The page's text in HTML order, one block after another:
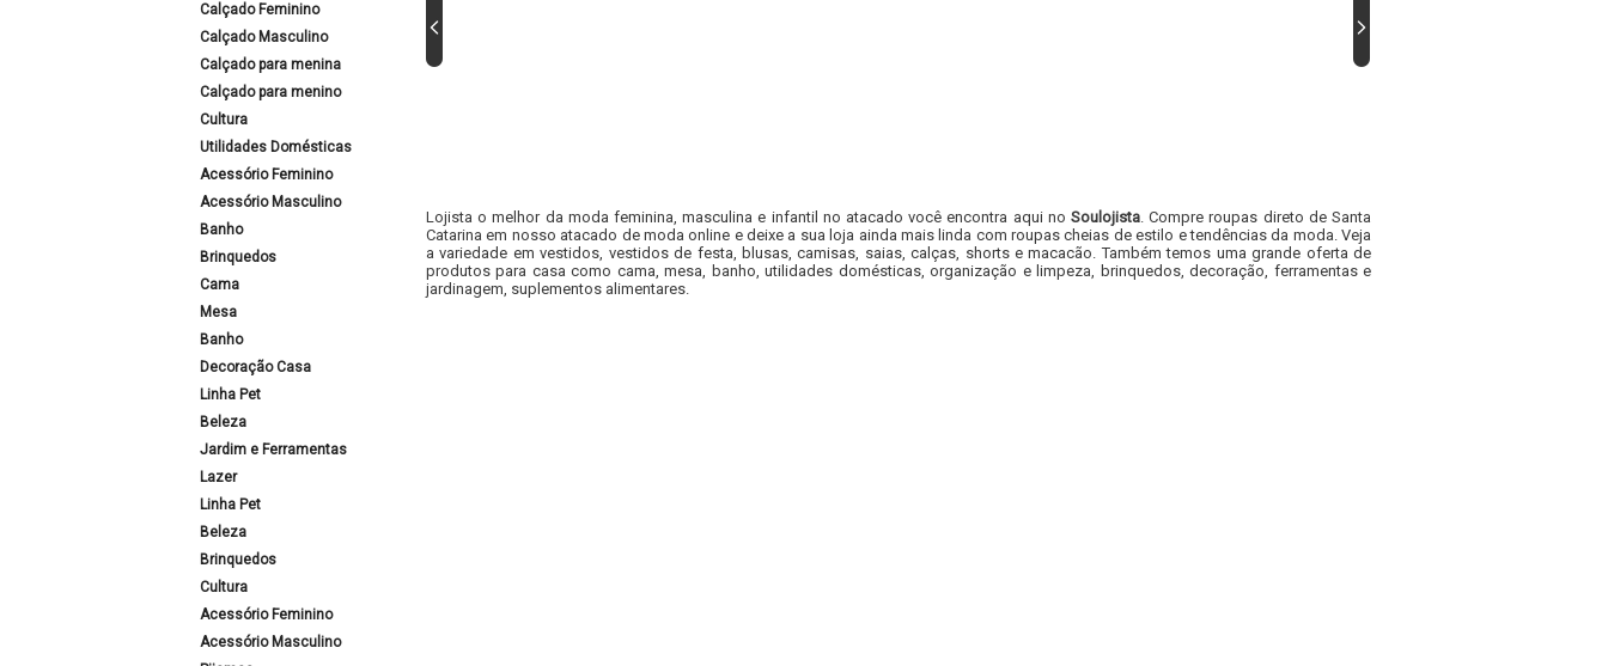
Calçado Feminino
Calçado Masculino
Calçado para menina
Calçado para menino
Cultura
Utilidades Domésticas
Acessório Feminino
Acessório Masculino
Banho
Brinquedos
Cama
Mesa
Banho
Decoração Casa
Linha Pet
Beleza
Jardim e Ferramentas
Lazer
Linha Pet
Beleza
Brinquedos
Cultura
Acessório Feminino
Acessório Masculino
Lojista o melhor da moda feminina, masculina e infantil no atacado você encontra aqui no Soulojista. Compre roupas direto de Santa
Catarina em nosso atacado de moda online e deixe a sua loja ainda mais linda com roupas cheias de estilo e tendências da moda. Veja
a variedade em vestidos, vestidos de festa, blusas, camisas, saias, calças, shorts e macacão. Também temos uma grande oferta de
produtos para casa como cama, mesa, banho, utilidades domésticas, organização e limpeza, brinquedos, decoração, ferramentas e
jardinagem, suplementos alimentares.